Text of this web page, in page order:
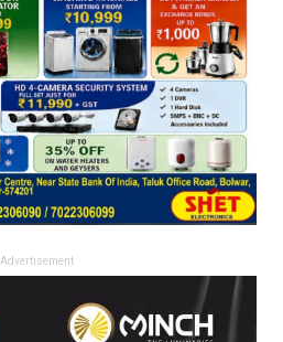
Advertisement